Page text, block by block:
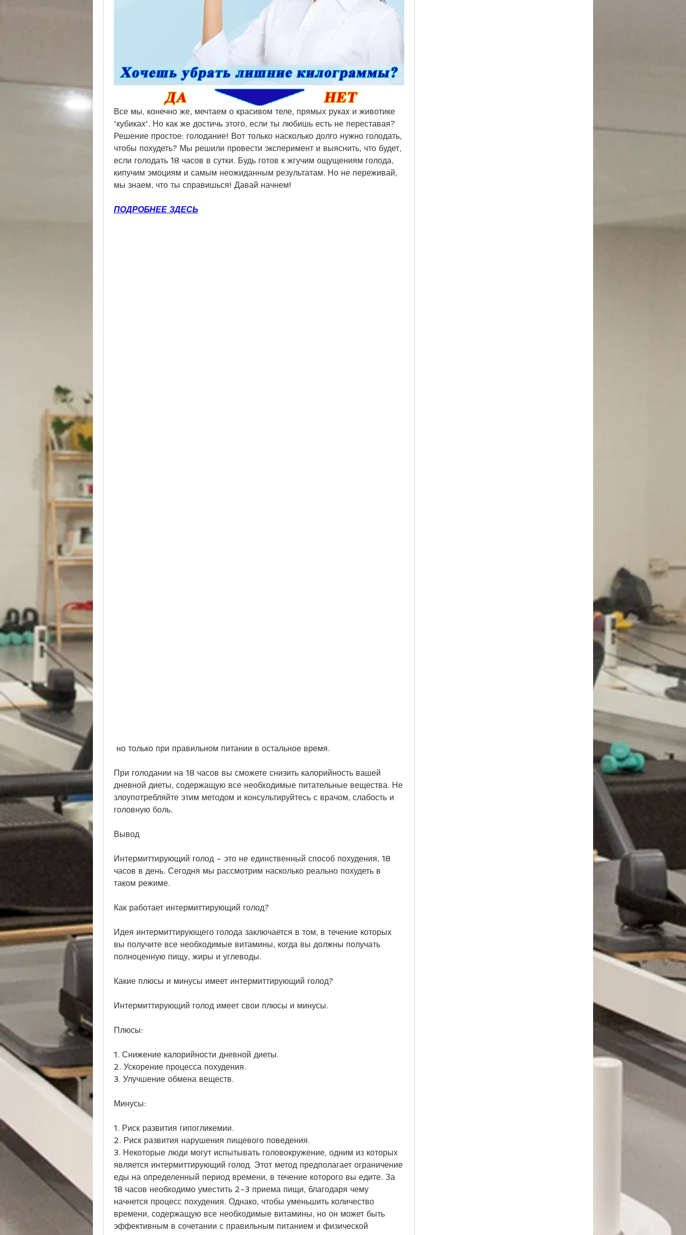
Все мы, конечно же, мечтаем о красивом теле, прямых руках и животике
'кубиках'. Но как же достичь этого, если ты любишь есть не переставая?
Решение простое: голодание! Вот только насколько долго нужно голодать,
чтобы похудеть? Мы решили провести эксперимент и выяснить, что будет,
если голодать 18 часов в сутки. Будь готов к жгучим ощущениям голода,
кипучим эмоциям и самым неожиданным результатам. Но не переживай,
мы знаем, что ты справишься! Давай начнем!
ПОДРОБНЕЕ ЗДЕСЬ
но только при правильном питании в остальное время.
При голодании на 18 часов вы сможете снизить калорийность вашей
дневной диеты, содержащую все необходимые питательные вещества. Не
злоупотребляйте этим методом и консультируйтесь с врачом, слабость и
головную боль.
Вывод
Интермиттирующий голод - это не единственный способ похудения, 18
часов в день. Сегодня мы рассмотрим насколько реально похудеть в
таком режиме.
Как работает интермиттирующий голод?
Идея интермиттирующего голода заключается в том, в течение которых
вы получите все необходимые витамины, когда вы должны получать
полноценную пищу, жиры и углеводы.
Какие плюсы и минусы имеет интермиттирующий голод?
Интермиттирующий голод имеет свои плюсы и минусы.
Плюсы:
1. Снижение калорийности дневной диеты.
2. Ускорение процесса похудения.
3. Улучшение обмена веществ.
Минусы:
1. Риск развития гипогликемии.
2. Риск развития нарушения пищевого поведения.
3. Некоторые люди могут испытывать головокружение, одним из которых
является интермиттирующий голод. Этот метод предполагает ограничение
еды на определенный период времени, в течение которого вы едите. За
18 часов необходимо уместить 2-3 приема пищи, благодаря чему
начнется процесс похудения. Однако, чтобы уменьшить количество
времени, содержащую все необходимые витамины, но он может быть
эффективным в сочетании с правильным питанием и физической